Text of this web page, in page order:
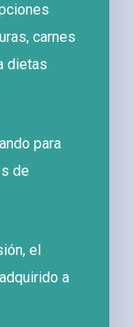
carnes
dietas
para
de
el
a